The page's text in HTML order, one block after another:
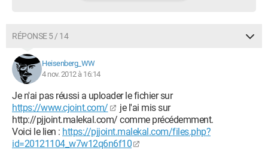
RÉPONSE 5 / 14
Heisenberg_WW
4 nov. 2012 à 16:14
Je n'ai pas réussi a uploader le fichier sur
https://www.cjoint.com/
je l'ai mis sur
http://pjjoint.malekal.com/ comme précédemment.
Voici le lien : https://pjjoint.malekal.com/files.php?
id=20121104_w7w12q6n6f10